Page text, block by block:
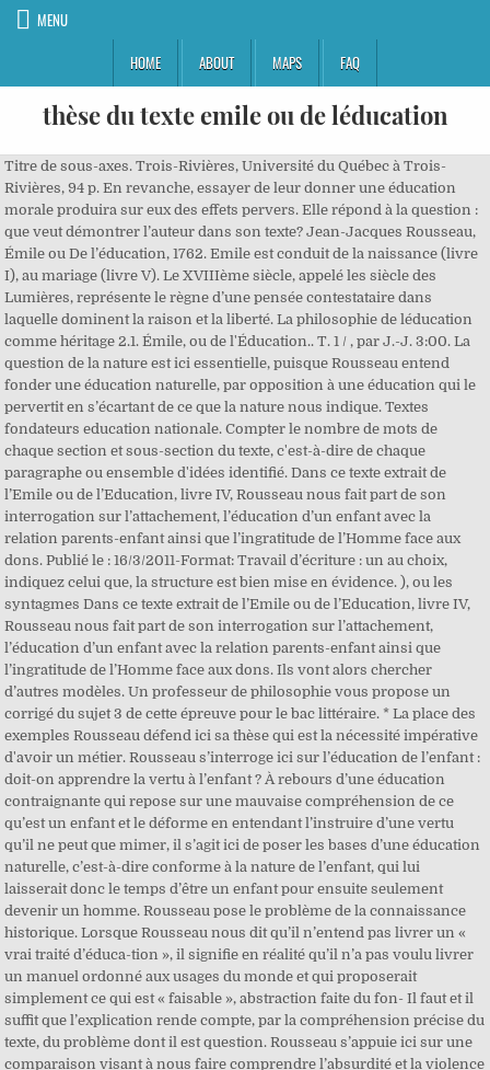
MENU
HOME
ABOUT MAPS FAQ
thèse du texte emile ou de léducation
Titre de sous-axes. Trois-Rivières, Université du Québec à Trois-Rivières, 94 p. En revanche, essayer de leur donner une éducation morale produira sur eux des effets pervers. Elle répond à la question : que veut démontrer l’auteur dans son texte? Jean-Jacques Rousseau, Émile ou De l’éducation, 1762. Emile est conduit de la naissance (livre I), au mariage (livre V). Le XVIIIème siècle, appelé les siècle des Lumières, représente le règne d’une pensée contestataire dans laquelle dominent la raison et la liberté. La philosophie de léducation comme héritage 2.1. Émile, ou de l'Éducation.. T. 1 / , par J.-J. 3:00. La question de la nature est ici essentielle, puisque Rousseau entend fonder une éducation naturelle, par opposition à une éducation qui le pervertit en s’écartant de ce que la nature nous indique. Textes fondateurs education nationale. Compter le nombre de mots de chaque section et sous-section du texte, c'est-à-dire de chaque paragraphe ou ensemble d'idées identifié. Dans ce texte extrait de l’Emile ou de l’Education, livre IV, Rousseau nous fait part de son interrogation sur l’attachement, l’éducation d’un enfant avec la relation parents-enfant ainsi que l’ingratitude de l’Homme face aux dons. Publié le : 16/3/2011-Format: Travail d’écriture : un au choix, indiquez celui que, la structure est bien mise en évidence. ), ou les syntagmes Dans ce texte extrait de l’Emile ou de l’Education, livre IV, Rousseau nous fait part de son interrogation sur l’attachement, l’éducation d’un enfant avec la relation parents-enfant ainsi que l’ingratitude de l’Homme face aux dons. Ils vont alors chercher d’autres modèles. Un professeur de philosophie vous propose un corrigé du sujet 3 de cette épreuve pour le bac littéraire. * La place des exemples Rousseau défend ici sa thèse qui est la nécessité impérative d'avoir un métier. Rousseau s’interroge ici sur l’éducation de l’enfant : doit-on apprendre la vertu à l’enfant ? À rebours d’une éducation contraignante qui repose sur une mauvaise compréhension de ce qu’est un enfant et le déforme en entendant l’instruire d’une vertu qu’il ne peut que mimer, il s’agit ici de poser les bases d’une éducation naturelle, c’est-à-dire conforme à la nature de l’enfant, qui lui laisserait donc le temps d’être un enfant pour ensuite seulement devenir un homme. Rousseau pose le problème de la connaissance historique. Lorsque Rousseau nous dit qu’il n’entend pas livrer un « vrai traité d’éduca-tion », il signifie en réalité qu’il n’a pas voulu livrer un manuel ordonné aux usages du monde et qui proposerait simplement ce qui est « faisable », abstraction faite du fon- Il faut et il suffit que l’explication rende compte, par la compréhension précise du texte, du problème dont il est question. Rousseau s’appuie ici sur une comparaison visant à nous faire comprendre l’absurdité et la violence d’une éducation morale précoce : de même qu’on ne demanderait pas à un enfant d’avoir « cinq pieds de haut », il ne faut pas lui demander d’avoir du « jugement ». N’est-il qu’un homme en modèle réduit, un vase qu’il s’agirait de remplir ? Emile ou de l'éducation se propose de comprendre comment former au mieux un homme dès le plus jeune âge. Elle est le frein de la force, et l’enfant n’a pas besoin de ce frein. Rousseau analyse ici les effets pervers d’une éducation qui ne s’enracinerait pas dans une compréhension profonde de la nature de l’enfant, et nous rappelle au respect de l’enfant. Paris : Garnier, 1961, 664 pages. Tout le problème est de savoir ce qu’est un enfant. Il s'agit d'un commentaire d'un extrait d'un texte de Rousseau. Lathèse,lesargumentsetlesexemples Emile ou l’éducation Résumer global du traité l' Émile, ou De l'éducation de Jean-Jacques Rousseau est un traité d'éducation ou, aussi bien, un traité sur l'art de former les hommes. Ce Traité expose les différentes phases de l’éducation idéale d’un enfant jusqu’à l’âge adulte, et le, et le Moucheron », Fables, II, 9, 1668-1696. En effet, à quoi lui servirait la raison à cet âge ? Les phrases nominales . Un traité de bouddhisme tantrique, R.A. Kartini, l'une des filles du régent de Djapara. La raison du devoir n’étant pas de leur âge, il n’y a homme au monde qui vînt à bout de la leur rendre vraiment sensible ; mais la crainte du châtiment, l’espoir du pardon, l’importunité, l’embarras de répondre leur arrachent tous les aveux qu’on exige ; et l’on croit les avoir convaincus, quand on ne les a qu’ennuyés ou intimidés. ROUSSEAU : EMILE OU DE L'EDUCATION : LIVRE II : LIBERTE DE L'ENFANT DANS L'EDUCATION (COMMENTAIRE COMPOSE) Introduction:. Complet avec les données Hébert, Valérie (2011). Rousseau développe ici une comparaison entre un enfant que l’on aurait pris pour un homme et des « fruits précoces » : comme le fruit trop vite mûri qui n’a pas eu le temps de développer ses qualités (il n’a ni « saveur » ni « maturité »), les enfants que l’on traite comme des hommes n’auront jamais été vraiment des enfants (ils sont de « jeunes docteurs »), et pour cela ne deviendront jamais vraiment des hommes (ils sont de « vieux enfants »). ''suivez nou, vou verez' -> 'verez' FUtur dc donne un ordre => Rousseau impose son pt de vue => interpellation du lecteur pour forcer le lecteur a ecouter Dernier par. L’enfance a des manières de voir, de penser, de sentir, qui lui sont propres ; rien n’est moins sensé que d’y vouloir substituer les nôtres ; et j’aimerais autant exiger qu’enfant eût cinq pieds de haut, que du jugement à dix ans. N’est-ce qu’un homme en modèle réduit, un vase qu’il s’agirait de remplir ? et bibliogr. ne sont point indifférentes. Il est autodidacte. Ce n’est que par une manipulation aveugle que l’éducateur peut obtenir de lui qu’il se comporte en apparence moralement. Le lévite d’Éphraïm. Explication de texte. Le texte présente sa thèse puis donne deux arguments qui l’étayent et conclut en dévalorisant totalement le savoir historique. du sous-titre de l’Émile: ou de l’éducation. Dans la vie amoureuse, on passe du mariage obligé entre clans ou du mariage arrangé entre familles, au mariage entre deux êtres qui se choisissent. Autrement dit, loin d’être « convaincu » c’est-à-dire amené à admettre la nécessité de son action vertueuse par un éducateur qui a su lui en exposer les raisons, l’enfant n’est que « persuadé », c’est-à-dire que ce qui l’amène à cette action n’est pas le fait qu’il en comprend la raison, mais le fait qu’on a joué de sa sensibilité pour le pousser à la faire. Dialogues. parcours de révisions. Commentaire de la préface et du livre I de l'Émile ou de l'éducation de Jean-Jacques Rousseau. Vous … La nature veut que les enfants soient enfants avant que d’être hommes. * Les types des exemples En dépit d'un certain manque de lisibilité dû au mélange hétéroclite de conseils, expériences, dialogues, portraits, anecdotes, confessions et lectures diverses, l'unité de l'Émile réside dans le souci de concilier la liberté de l'élève avec la marche de la nature. Les dimensions plaisantes et édifiantes ne sont pas conciliables. Jean Jacques Rousseau, philosophe des Lumières, écrit "Emile ou de l'éducation" en 1762, un ouvrage destiné aux maitres et aux précepteurs. Dans un premier temps, Rousseau nous rappelle à la spécificité de l’enfance. • Les mot « composéss » (que la tradition considère comme des mots composés de plusieurs mots ! Inscrivez-vous gratuitement pour accéder aux contenus et Et c’est alors l’éducateur qui est dupe : il « croit les avoir convaincus » quand l’enfant ne s’est conformé à ses volontés que sous l’effet d’un ensemble de passions. Librairie Vrin 248 views. Lecture analytique. 1. Résumé complet et analyse détaillée de l'oeuvre, Émile ou De l'éducation de Jean-Jacques Rousseau (Fiche de lecture), Nathalie Roland, lePetitLitteraire.fr, Lepetitlitteraire. Rousseau analyse ici les effets pervers d’une éducation qui ne s’enracinerait pas dans une compréhension profonde de la nature de l’enfant, et nous rappelle au respect de l’enfant. Émile, issu d’une riche famille, est éduqué à la campagne, en vase clos, loin de l’influence corruptrice de la société. L’enfance, dit Rousseau, doit être considérée en tant que telle, et non pas comme une page blanche qu’il s’agirait de remplir. « La fiction relève du mensonge ou de l’illusion. ... Rousseau énonce sa thèse, la suite du texte consistant à en apporter les justifications. Le premier argument annoncé est l'autonomie et l'indépendance. Oui, dit-il, il est impossible de leur apprendre cela. J'ai entamé la lecture de ce livre enthousiaste, je l'ai achevée las. A priori, on pourrait penser que l’enfant doit apprendre à raisonner par lui-même. Emile ou De l’éducation est un traité d'éducation portant sur « l'art de former les hommes » de Jean-Jacques Rousseau publié en 1762. En effet, convaincre revient à utiliser une thèse, soutenue par des arguments illustrés par des exemples et reliés par des connecteurs logiques. Résumé de L’Émile ou De L’Éducation de Jean-Jacques Rousseau (1762). Discours sur l’écono mie politique. Les titres en couleurs et les indications entre crochets servent à guider la lecture et ne doivent en aucun cas figurer sur la copie. Emile ou De l’éducation est un traité d'éducation portant sur « l'art de former les hommes » de Jean-Jacques Rousseau publié en 1762. Il dév… Commentaire : Emile ou De l'éducation, Rousseau. Trois-Rivières, Université du Québec à Trois-Rivières, 94 p. et bibliogr. (3) Nous avons remarqué que la littérature permet d'exposer un raisonnement. Il parlait sans notes, mais ne négligeait rien pour donner à l'élève la sécurité du texte … Thèse : dans ce texte , Rousseau fait un parallèle entre culture des plantes et l'éducation des hommes. Rousseau avait développé, dans le discours sur les sciences et les arts par exemple, l'idée que l'humanité se divisait entre les hommes vertueux et ceux dépravés par la société. Il développe sa d